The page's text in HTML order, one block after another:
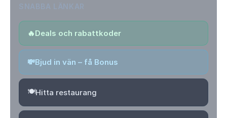
🔥Deals och rabattkoder
💸Bjud in vän – få Bonus
🍽️Hitta restaurang